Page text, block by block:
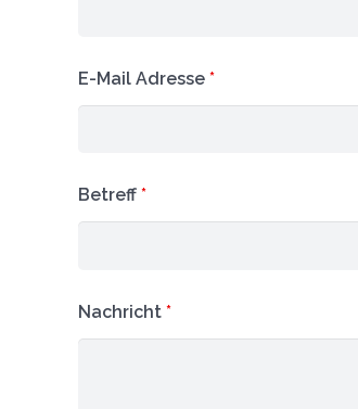
E-Mail Adresse *
Betreff *
Nachricht *